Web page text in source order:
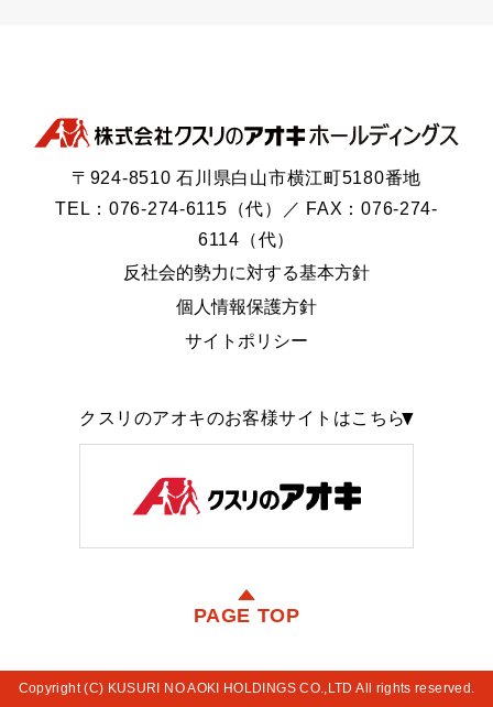
〒924-8510 石川県白山市横江町5180番地
TEL：076-274-6115（代）／ FAX：076-274-
6114（代）
反社会的勢力に対する基本方針
個人情報保護方針
サイトポリシー
クスリのアオキのお客様サイトはこちら
PAGE TOP
Copyright (C) KUSURI NO AOKI HOLDINGS CO.,LTD All rights reserved.